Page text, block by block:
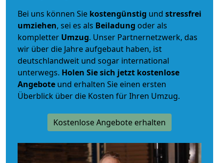
Bei uns können Sie kostengünstig und stressfrei
umziehen, sei es als Beiladung oder als
kompletter Umzug. Unser Partnernetzwerk, das
wir über die Jahre aufgebaut haben, ist
deutschlandweit und sogar international
unterwegs. Holen Sie sich jetzt kostenlose
Angebote und erhalten Sie einen ersten
Überblick über die Kosten für Ihren Umzug.
Kostenlose Angebote erhalten